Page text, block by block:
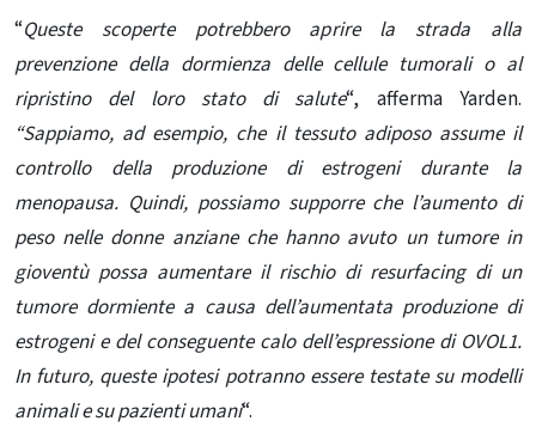
“Queste scoperte potrebbero aprire la strada alla
prevenzione della dormienza delle cellule tumorali o al
ripristino del loro stato di salute“, afferma Yarden.
“Sappiamo, ad esempio, che il tessuto adiposo assume il
controllo della produzione di estrogeni durante la
menopausa. Quindi, possiamo supporre che l’aumento di
peso nelle donne anziane che hanno avuto un tumore in
gioventù possa aumentare il rischio di resurfacing di un
tumore dormiente a causa dell’aumentata produzione di
estrogeni e del conseguente calo dell’espressione di OVOL1.
In futuro, queste ipotesi potranno essere testate su modelli
animali e su pazienti umani“.